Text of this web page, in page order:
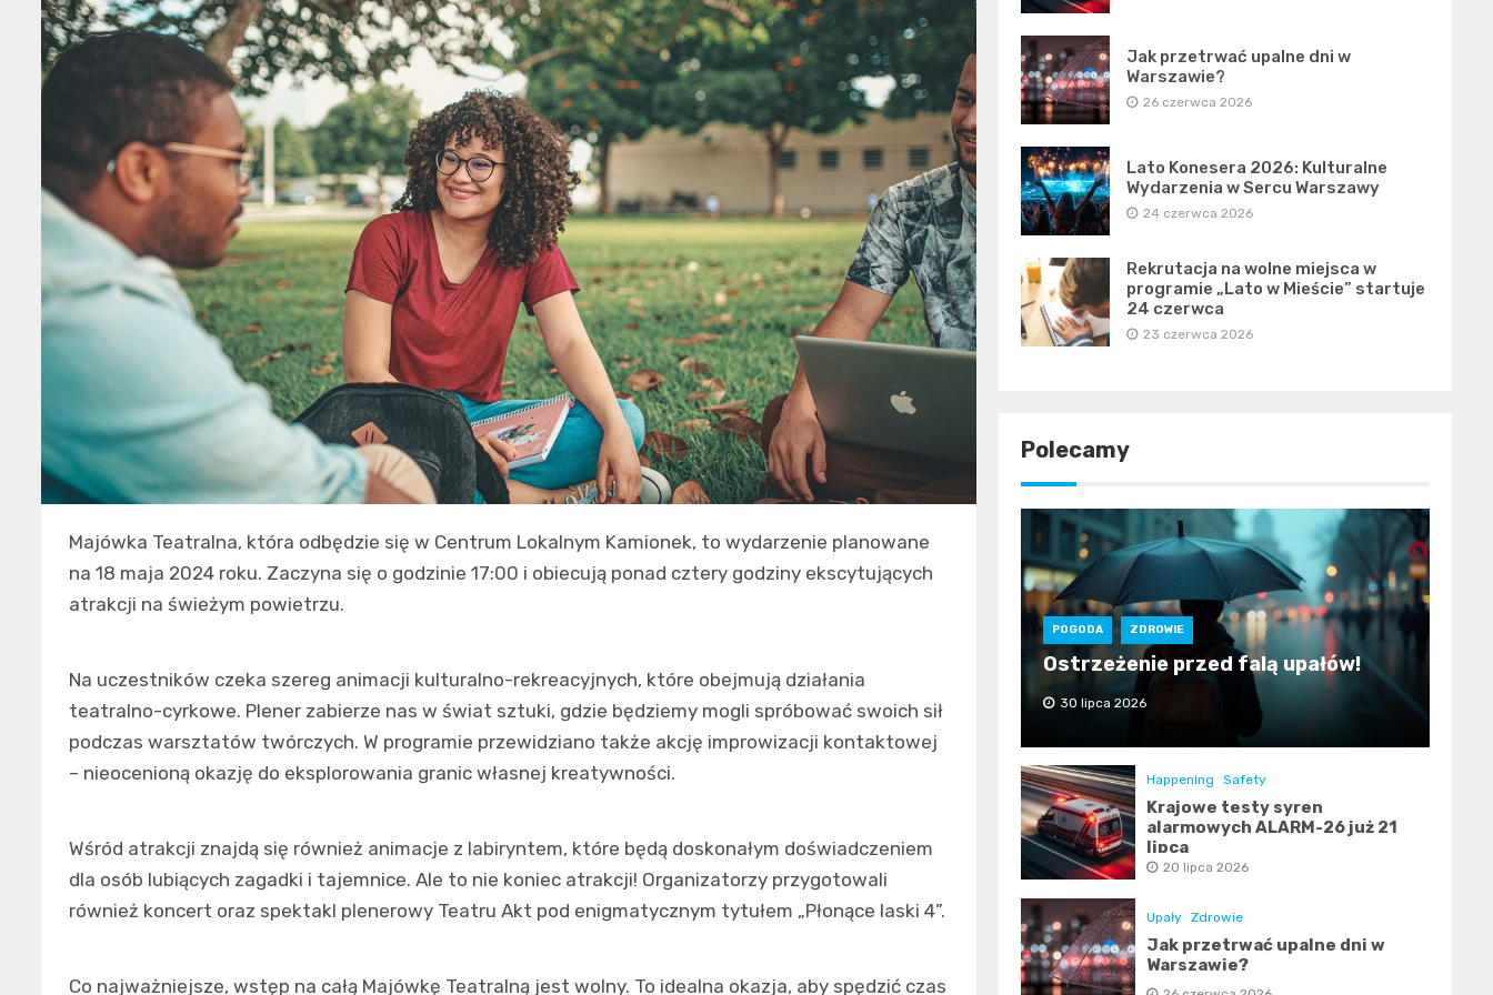
Majówka Teatralna, która odbędzie się w Centrum Lokalnym Kamionek, to wydarzenie planowane
na 18 maja 2024 roku. Zaczyna się o godzinie 17:00 i obiecują ponad cztery godziny ekscytujących
atrakcji na świeżym powietrzu.
Na uczestników czeka szereg animacji kulturalno-rekreacyjnych, które obejmują działania
teatralno-cyrkowe. Plener zabierze nas w świat sztuki, gdzie będziemy mogli spróbować swoich sił
podczas warsztatów twórczych. W programie przewidziano także akcję improwizacji kontaktowej
– nieocenioną okazję do eksplorowania granic własnej kreatywności.
Wśród atrakcji znajdą się również animacje z labiryntem, które będą doskonałym doświadczeniem
dla osób lubiących zagadki i tajemnice. Ale to nie koniec atrakcji! Organizatorzy przygotowali
również koncert oraz spektakl plenerowy Teatru Akt pod enigmatycznym tytułem „Płonące laski 4”.
Co najważniejsze, wstęp na całą Majówkę Teatralną jest wolny. To idealna okazja, aby spędzić czas
Jak przetrwać upalne dni w
Warszawie?
26 czerwca 2026
Lato Konesera 2026: Kulturalne
Wydarzenia w Sercu Warszawy
24 czerwca 2026
Rekrutacja na wolne miejsca w
programie „Lato w Mieście” startuje
24 czerwca
23 czerwca 2026
Polecamy
POGODA ZDROWIE
Ostrzeżenie przed falą upałów!
30 lipca 2026
Happening Safety
Krajowe testy syren
alarmowych ALARM-26 już 21
lipca
20 lipca 2026
Upały Zdrowie
Jak przetrwać upalne dni w
Warszawie?